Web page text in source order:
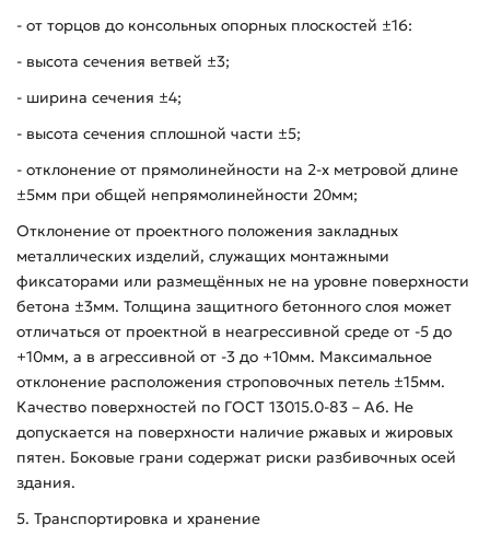
- от торцов до консольных опорных плоскостей ±16:
- высота сечения ветвей ±3;
- ширина сечения ±4;
- высота сечения сплошной части ±5;
- отклонение от прямолинейности на 2-х метровой длине
±5мм при общей непрямолинейности 20мм;
Отклонение от проектного положения закладных
металлических изделий, служащих монтажными
фиксаторами или размещённых не на уровне поверхности
бетона ±3мм. Толщина защитного бетонного слоя может
отличаться от проектной в неагрессивной среде от -5 до
+10мм, а в агрессивной от -3 до +10мм. Максимальное
отклонение расположения строповочных петель ±15мм.
Качество поверхностей по ГОСТ 13015.0-83 – А6. Не
допускается на поверхности наличие ржавых и жировых
пятен. Боковые грани содержат риски разбивочных осей
здания.
5. Транспортировка и хранение